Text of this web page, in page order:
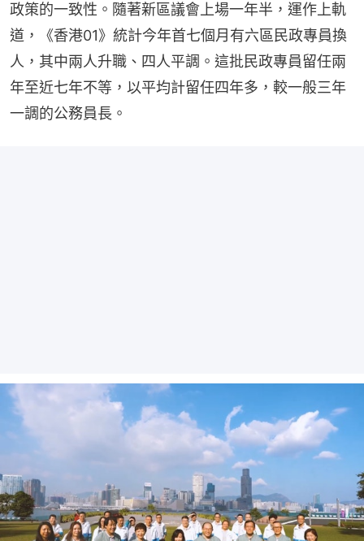
政策的一致性。隨著新區議會上場一年半，運作上軌
道，《香港01》統計今年首七個月有六區民政專員換
人，其中兩人升職、四人平調。這批民政專員留任兩
年至近七年不等，以平均計留任四年多，較一般三年
一調的公務員長。